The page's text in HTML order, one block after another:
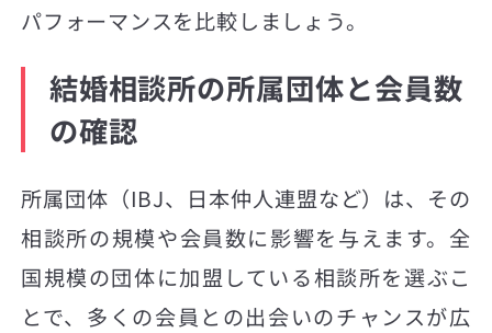
パフォーマンスを比較しましょう。
結婚相談所の所属団体と会員数
の確認
所属団体（IBJ、日本仲人連盟など）は、その
相談所の規模や会員数に影響を与えます。全
国規模の団体に加盟している相談所を選ぶこ
とで、多くの会員との出会いのチャンスが広